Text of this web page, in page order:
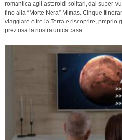
romantica agli asteroidi solitari, dai super-
fino alla “Morte Nera” Mimas. Cinque
viaggiare oltre la Terra e riscoprire, proprio
preziosa la nostra unica casa